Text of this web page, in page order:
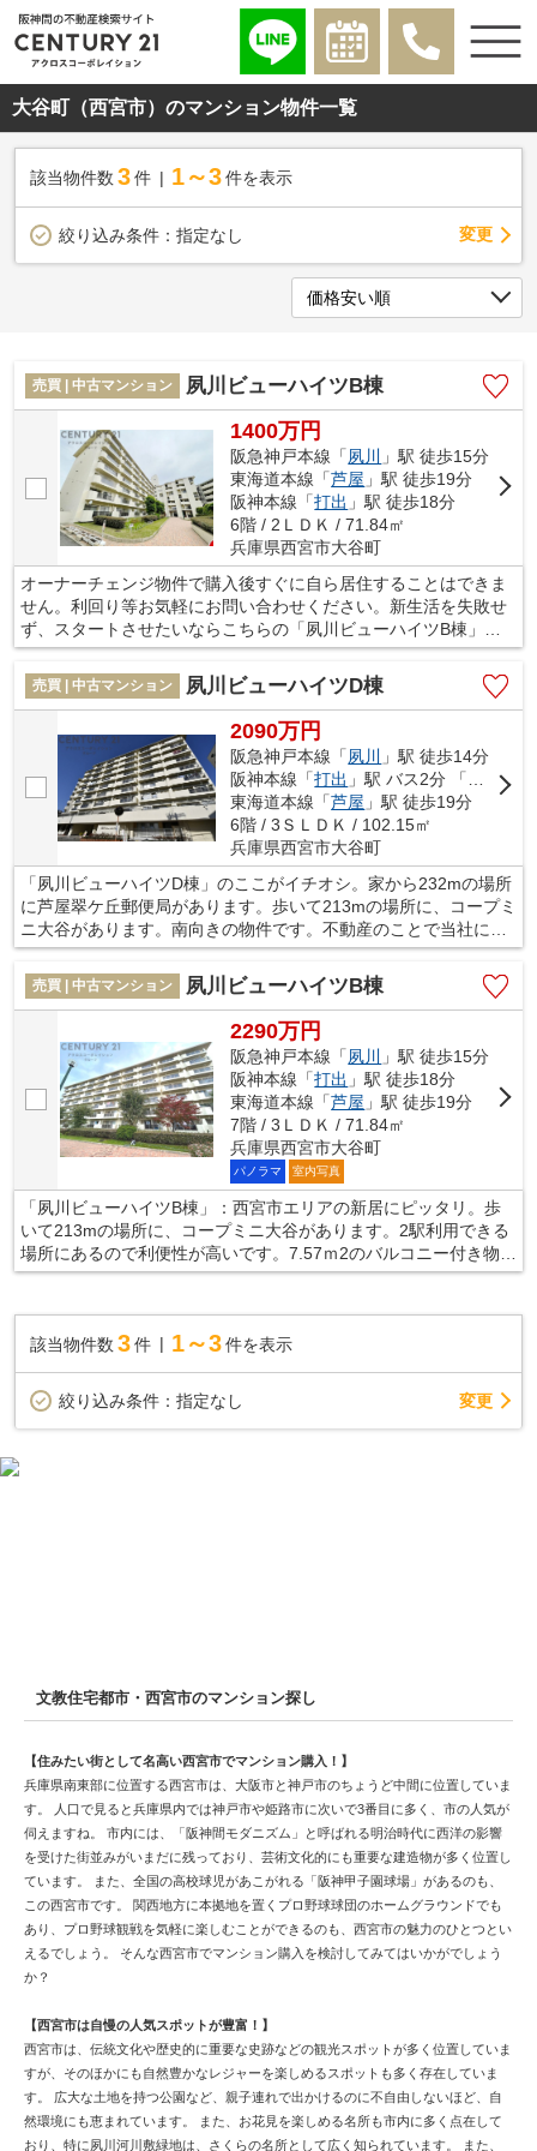
大谷町（西宮市）のマンション物件一覧
該当物件数 3件 1～3 件を表示
絞り込み条件： 指定なし 変更
売買 | 中古マンション 夙川ビューハイツB棟
1400万円
阪急神戸本線「夙川
」駅 徒歩15分
東海道本線「芦屋 」駅 徒歩19分
阪神本線「打出 」駅 徒歩18分
6階 / 2ＬＤＫ / 71.84㎡
兵庫県西宮市大谷町
オーナーチェンジ物件で購入後すぐに自ら居住することはできま
せん。利回り等お気軽にお問い合わせください。新生活を失敗せ
ず、スタートさせたいならこちらの「夙川ビューハイツB棟」は
いかがでしょうか。コープミニ大谷まで213mです。毎日美しい景
色に癒されたい方には眺望良好なお部屋はいかがでしょうか。部
屋の向きも大切な要素のひとつ。こちらの物件は南向きです。不
動産のことで当社にご要望やご不明な点などがあれば、メール若
しくはお電話でご連絡ください。経験豊富なプロのスタッフがし
っかりとお応え致します。
売買 | 中古マンション 夙川ビューハイツD棟
2090万円
阪急神戸本線「夙川
」駅 徒歩14分
阪神本線「打出 」駅 バス2分 「翠ヶ丘〔国道〕」 停歩14分
東海道本線「芦屋 」駅 徒歩19分
6階 / 3ＳＬＤＫ / 102.15㎡
兵庫県西宮市大谷町
「夙川ビューハイツD棟」のここがイチオシ。家から232mの場所
に芦屋翠ケ丘郵便局があります。歩いて213mの場所に、コープミ
ニ大谷があります。南向きの物件です。不動産のことで当社にご
要望やご不明な点などがあれば、メール若しくはお電話でご連絡
ください。経験豊富なプロのスタッフがしっかりとお応え致しま
す。
売買 | 中古マンション 夙川ビューハイツB棟
2290万円
阪急神戸本線「夙川
」駅 徒歩15分
阪神本線「打出 」駅 徒歩18分
東海道本線「芦屋 」駅 徒歩19分
7階 / 3ＬＤＫ / 71.84㎡
兵庫県西宮市大谷町
パノラマ 室内写真
「夙川ビューハイツB棟」：西宮市エリアの新居にピッタリ。歩
いて213mの場所に、コープミニ大谷があります。2駅利用できる
場所にあるので利便性が高いです。7.57ｍ2のバルコニー付き物件
です。西宮市で不動産を購入するなら、利便性の高い暮らしがで
かな情報をご提供しているので、安心してお任せ下さい。
該当物件数 3件 1～3 件を表示
絞り込み条件： 指定なし 変更
文教住宅都市・西宮市のマンション探し
【住みたい街として名高い西宮市でマンション購入！】
兵庫県南東部に位置する西宮市は、大阪市と神戸市のちょうど中間に位置していま
す。 人口で見ると兵庫県内では神戸市や姫路市に次いで3番目に多く、市の人気が
伺えますね。 市内には、「阪神間モダニズム」と呼ばれる明治時代に西洋の影響
を受けた街並みがいまだに残っており、芸術文化的にも重要な建造物が多く位置し
ています。 また、全国の高校球児があこがれる「阪神甲子園球場」があるのも、
この西宮市です。 関西地方に本拠地を置くプロ野球球団のホームグラウンドでも
あり、プロ野球観戦を気軽に楽しむことができるのも、西宮市の魅力のひとつとい
えるでしょう。 そんな西宮市でマンション購入を検討してみてはいかがでしょう
か？
【西宮市は自慢の人気スポットが豊富！】
西宮市は、伝統文化や歴史的に重要な史跡などの観光スポットが多く位置していま
すが、そのほかにも自然豊かなレジャーを楽しめるスポットも多く存在していま
す。 広大な土地を持つ公園など、親子連れで出かけるのに不自由しないほど、自
然環境にも恵まれています。 また、お花見を楽しめる名所も市内に多く点在して
おり、特に夙川河川敷緑地は、さくらの名所として広く知られています。 また、